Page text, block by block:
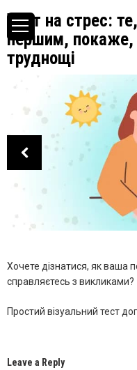
Тест на стрес:
першим, покаже,
труднощі
Хочете дізнатися, як ваша
справляєтесь з викликами?
Простий візуальний тест
Leave a Reply